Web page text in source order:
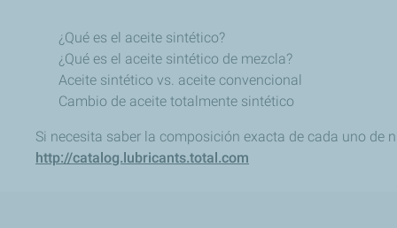
¿Qué es el aceite sintético?
¿Qué es el aceite sintético de mezcla?
Aceite sintético vs. aceite convencional
Cambio de aceite totalmente sintético
Si necesita saber la composición exacta de cada uno de
http://catalog.lubricants.total.com